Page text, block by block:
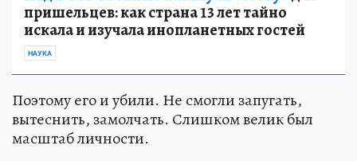
пришельцев: как страна 13 лет тайно
искала и изучала инопланетных гостей
НАУКА
Поэтому его и убили. Не смогли запугать,
вытеснить, замолчать. Слишком велик был
масштаб личности.